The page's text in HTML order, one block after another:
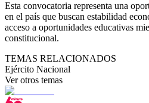
Esta convocatoria representa una
en el país que buscan estabilidad
acceso a oportunidades educativas
constitucional.
TEMAS RELACIONADOS
Ejército Nacional
Ver otros temas